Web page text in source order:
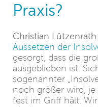
Praxis?
Christian Lützenrath:
Aussetzen der
gesorgt, dass die
ausgeblieben ist.
sogenannter
noch größer wird, je
fest im Griff hält.